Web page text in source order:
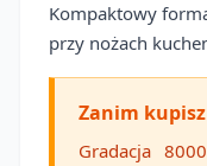
Kompaktowy
przy nożach
Zanim kupisz
Gradacja